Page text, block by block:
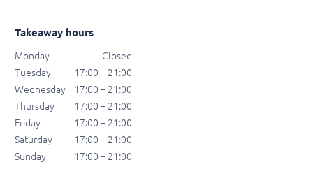
Takeaway hours
Monday
Closed
Tuesday
17:00 – 21:00
Wednesday
17:00 – 21:00
Thursday
17:00 – 21:00
Friday
17:00 – 21:00
Saturday
17:00 – 21:00
Sunday
17:00 – 21:00